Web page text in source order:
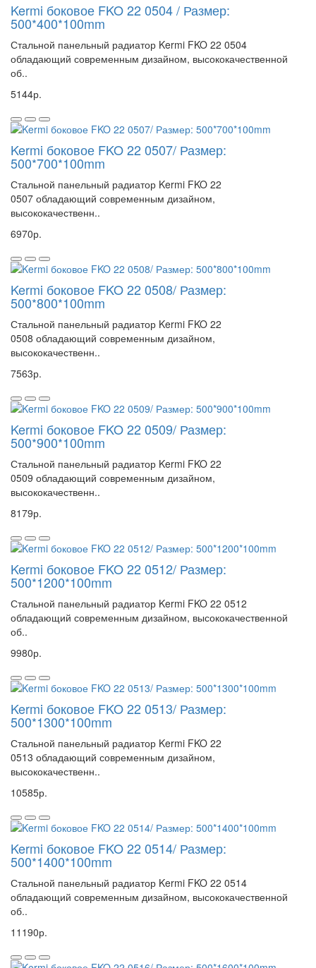
Kermi боковое FKO 22 0504 / Размер:
500*400*100mm
Стальной панельный радиатор Kermi FKO 22 0504
обладающий современным дизайном, высококачественной
об..
5144р.
Kermi боковое FKO 22 0507/ Размер:
500*700*100mm
Стальной панельный радиатор Kermi FKO 22
0507 обладающий современным дизайном,
высококачественн..
6970р.
Kermi боковое FKO 22 0508/ Размер:
500*800*100mm
Стальной панельный радиатор Kermi FKO 22
0508 обладающий современным дизайном,
высококачественн..
7563р.
Kermi боковое FKO 22 0509/ Размер:
500*900*100mm
Стальной панельный радиатор Kermi FKO 22
0509 обладающий современным дизайном,
высококачественн..
8179р.
Kermi боковое FKO 22 0512/ Размер:
500*1200*100mm
Стальной панельный радиатор Kermi FKO 22 0512
обладающий современным дизайном, высококачественной
об..
9980р.
Kermi боковое FKO 22 0513/ Размер:
500*1300*100mm
Стальной панельный радиатор Kermi FKO 22
0513 обладающий современным дизайном,
высококачественн..
10585р.
Kermi боковое FKO 22 0514/ Размер:
500*1400*100mm
Стальной панельный радиатор Kermi FKO 22 0514
обладающий современным дизайном, высококачественной
об..
11190р.